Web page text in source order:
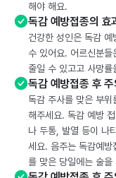
해야 해요.
독감 예방접종의 효
건강한 성인은 독감
수 있어요. 어르신분
줄일 수 있고고 사망
독감 예방접종 후
독감 주사를 맞은 부
해주세요. 독감 예방
나 두통, 발열 등이 나
세요. 음주는 독감예
를 맞은 당일에는 술을